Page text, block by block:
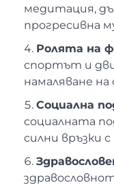
медитация,
прогресивна
Ролята на
спортът и
намаляване
Социална
социалната
силни връзки